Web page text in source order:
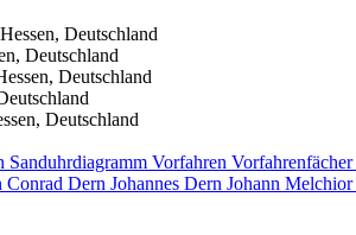
Deutschland
Deutschland
Deutschland
Deutschland
Sanduhrdiagramm Vorfahren Vorfahrenfächer
Conrad Dern Johannes Dern Johann Melchior